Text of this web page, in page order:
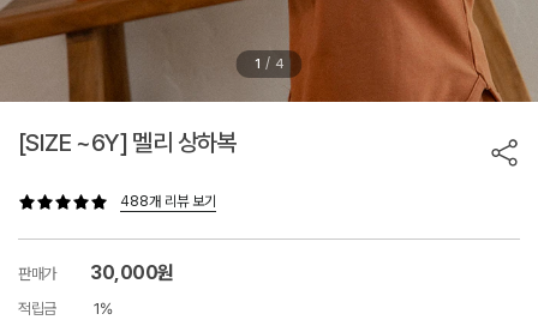
1 / 4
[SIZE ~6Y] 멜리 상하복
488개 리뷰 보기
판매가 30,000원
적립금 1%